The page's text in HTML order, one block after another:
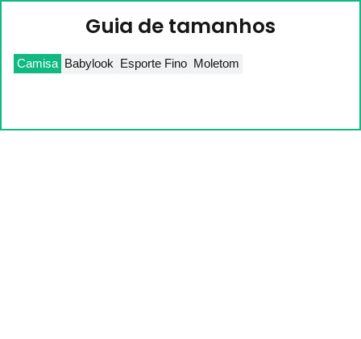
Guia de tamanhos
Camisa Babylook Esporte Fino Moletom